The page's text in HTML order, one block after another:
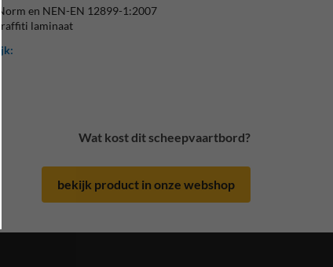
en NEN-EN 12899-1:2007
laminaat
Wat kost dit scheepvaartbord?
bekijk product in onze webshop